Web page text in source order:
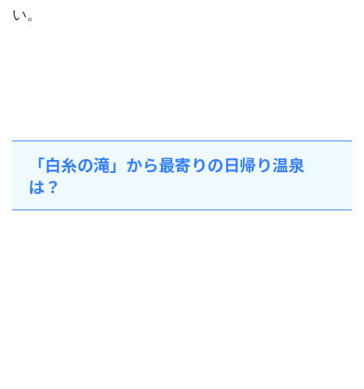
い。
「白糸の滝」から最寄りの日帰り温泉
は？